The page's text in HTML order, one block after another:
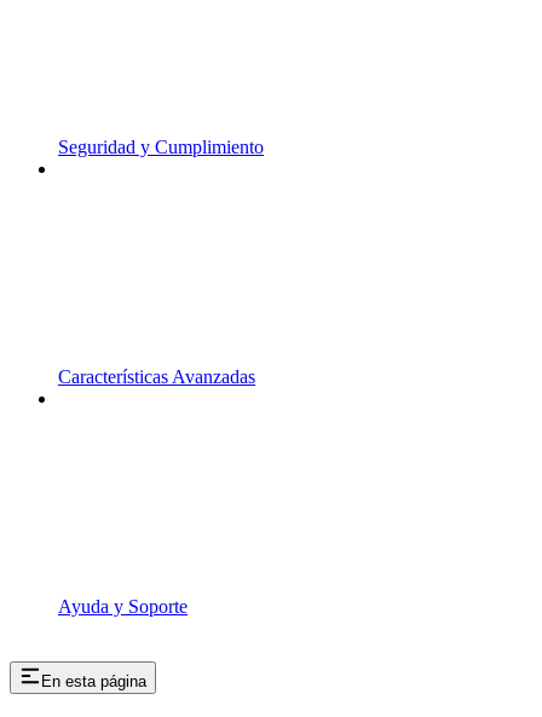
Seguridad y Cumplimiento
Características Avanzadas
Ayuda y Soporte
En esta página